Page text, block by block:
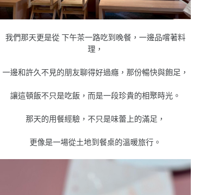
我們那天更是從 下午茶一路吃到晚餐，一邊品嚐著料
理，
一邊和許久不見的朋友聊得好過癮，那份暢快與飽足，
讓這頓飯不只是吃飯，而是一段珍貴的相聚時光。
那天的用餐經驗，不只是味蕾上的滿足，
更像是一場從土地到餐桌的溫暖旅行。